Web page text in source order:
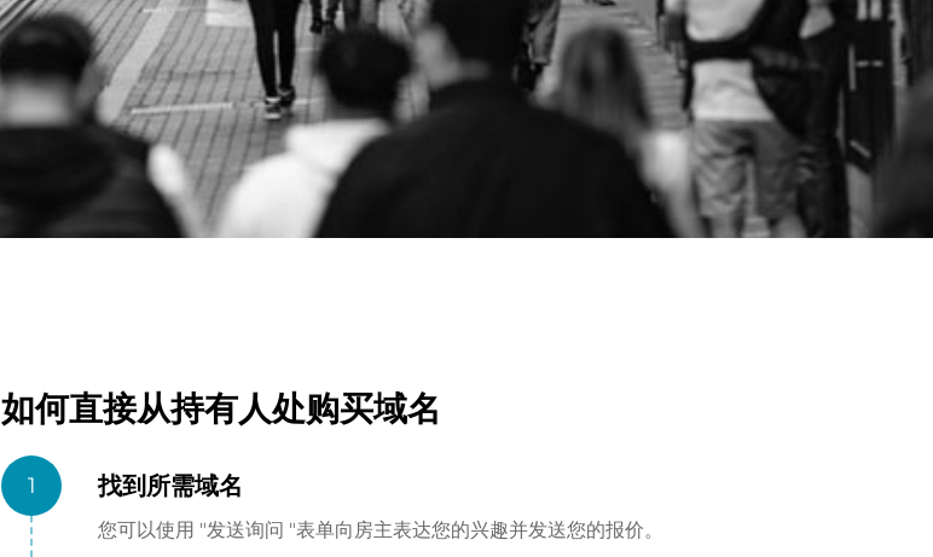
如何直接从持有人处购买域名
1 找到所需域名
您可以使用 "发送询问 "表单向房主表达您的兴趣并发送您的报价。